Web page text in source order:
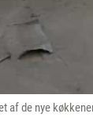
af de nye